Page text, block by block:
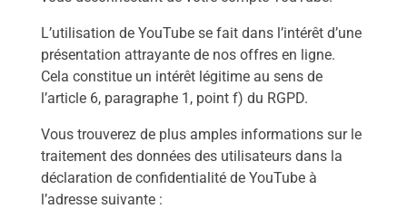
L’utilisation de YouTube se fait dans l’intérêt d’une
présentation attrayante de nos offres en ligne.
Cela constitue un intérêt légitime au sens de
l’article 6, paragraphe 1, point f) du RGPD.
Vous trouverez de plus amples informations sur le
traitement des données des utilisateurs dans la
déclaration de confidentialité de YouTube à
l’adresse suivante :